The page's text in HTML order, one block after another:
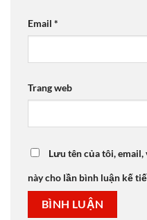
Email *
Trang web
Lưu tên của tôi,
này cho lần bình luận kế